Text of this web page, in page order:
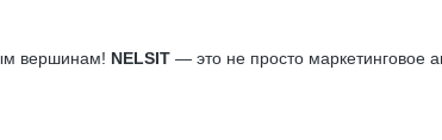
вершинам! NELSIT — это не просто маркетинговое